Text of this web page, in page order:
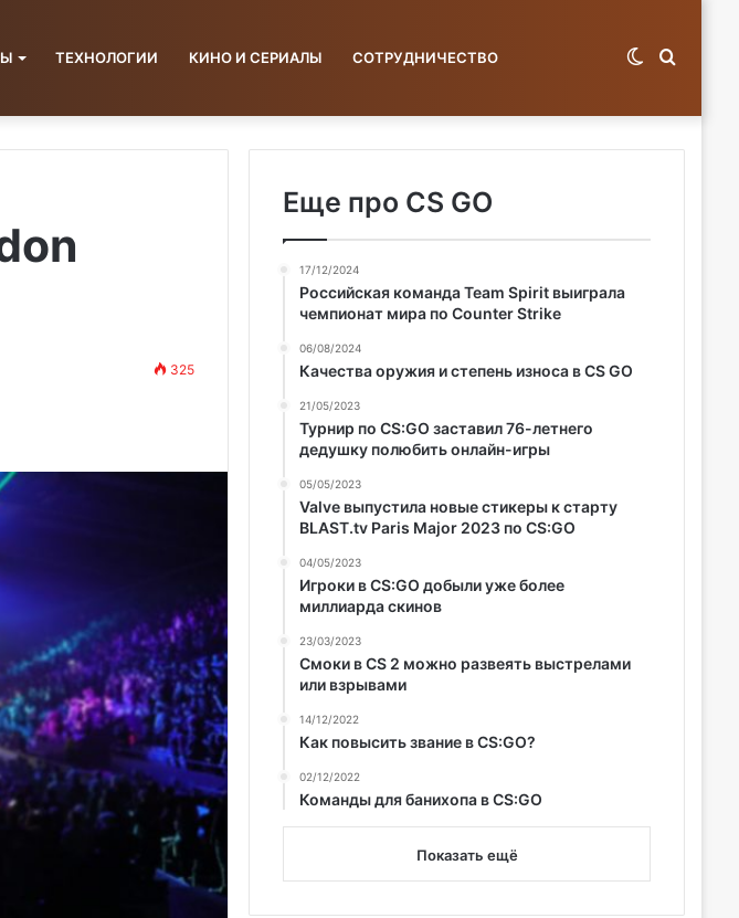
ТЕХНОЛОГИИ КИНО И СЕРИАЛЫ СОТРУДНИЧЕСТВО Switch
325
Еще про CS GO
17/12/2024
Российская команда Team Spirit выиграла
чемпионат мира по Counter Strike
06/08/2024
Качества оружия и степень износа в CS GO
21/05/2023
Турнир по CS:GO заставил 76-летнего
дедушку полюбить онлайн-игры
05/05/2023
Valve выпустила новые стикеры к старту
BLAST.tv Paris Major 2023 по CS:GO
04/05/2023
Игроки в CS:GO добыли уже более
миллиарда скинов
23/03/2023
Смоки в CS 2 можно развеять выстрелами
или взрывами
14/12/2022
Как повысить звание в CS:GO?
02/12/2022
Команды для банихопа в CS:GO
Показать ещё